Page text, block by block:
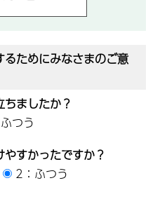
ためにみなさまのご意
ましたか？
つう
すかったですか？
2：ふつう